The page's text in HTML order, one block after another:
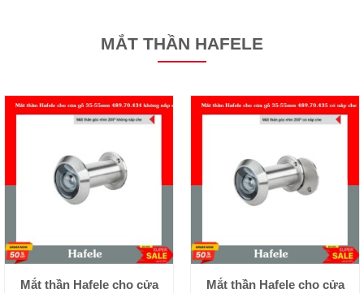
MẮT THẦN HAFELE
Mắt thần Hafele cho cửa
Mắt thần Hafele cho cửa